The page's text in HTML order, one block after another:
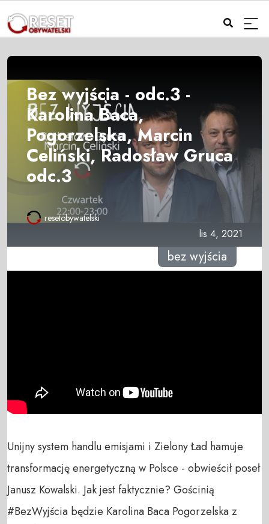
Bez wyjścia - odc.3 -
Karolina Baca,
Pogorzelska, Marcin
Celiński, Radosław Gruca
odc.3
resetobywatelski
lis 4, 2021
bez wyjścia
Unijny system handlu emisjami i Zielony Ład hamuje
transformację energetyczną w Polsce - obwieścił poseł
Janusz Kowalski. Jak jest faktycznie? Gościnią
#BezWyjścia będzie Karolina Baca Pogorzelska z